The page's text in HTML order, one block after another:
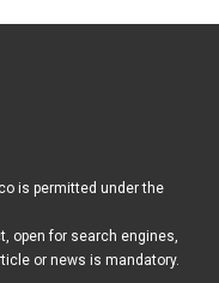
is permitted under the
open for search engines,
or news is mandatory.